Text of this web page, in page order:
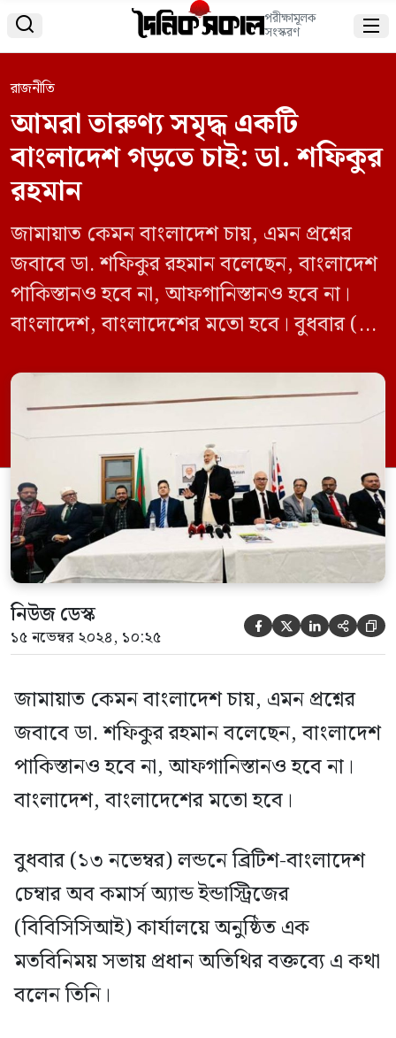
 পরীক্ষামূলক
সংস্করণ 
রাজনীতি
আমরা তারুণ্য সমৃদ্ধ একটি
বাংলাদেশ গড়তে চাই: ডা. শফিকুর
রহমান
জামায়াত কেমন বাংলাদেশ চায়, এমন প্রশ্নের
জবাবে ডা. শফিকুর রহমান বলেছেন, বাংলাদেশ
পাকিস্তানও হবে না, আফগানিস্তানও হবে না।
বাংলাদেশ, বাংলাদেশের মতো হবে। বুধবার (১৩
কমার্স অ্যান্ড ইন্ডাস্ট্রিজের (বিবিসিসিআই)
কার্যালয়ে অনুষ্ঠিত এক মতবিনিময় সভায় প্রধান
অতিথির বক্তব্যে এ কথা বলেন তিনি। বাংলাদেশ
জামায়াতে ইসলামীর আমির ডা. শফিকুর রহমান
বলেন, প্রবাসীরা দেশে […]
নিউজ ডেস্ক
১৫ নভেম্বর ২০২৪, ১০:২৫     
জামায়াত কেমন বাংলাদেশ চায়, এমন প্রশ্নের
জবাবে ডা. শফিকুর রহমান বলেছেন, বাংলাদেশ
পাকিস্তানও হবে না, আফগানিস্তানও হবে না।
বাংলাদেশ, বাংলাদেশের মতো হবে।
বুধবার (১৩ নভেম্বর) লন্ডনে ব্রিটিশ-বাংলাদেশ
চেম্বার অব কমার্স অ্যান্ড ইন্ডাস্ট্রিজের
(বিবিসিসিআই) কার্যালয়ে অনুষ্ঠিত এক
মতবিনিময় সভায় প্রধান অতিথির বক্তব্যে এ কথা
বলেন তিনি।